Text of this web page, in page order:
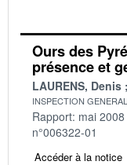
Ours des
présence et
LAURENS, Denis
INSPECTION
Rapport: mai 2008
n°006322-01
Accéder à la notice